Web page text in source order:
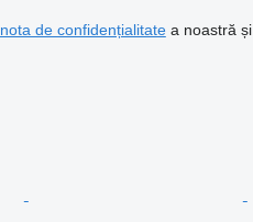
nota de confidențialitatea noastră și